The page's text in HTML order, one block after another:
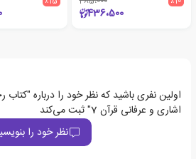
436،500
اولین نفری باشید که نظر خود را درباره
اشاری و عرفانی قرآن 7" ثبت می‌کند
نظر خود را